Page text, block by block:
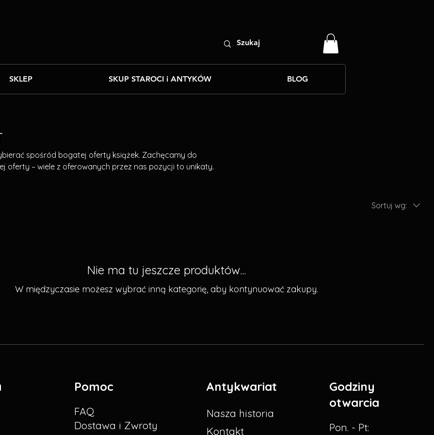
SKLEP SKUP STAROCI i ANTYKÓW BLOG
spośród bogatej oferty książek. Zachęcamy do
oferty – wiele z oferowanych przez nas pozycji to unikaty.
Sortuj wg:
Nie ma tu jeszcze produktów...
W międzyczasie możesz wybrać inną kategorię, aby kontynuować zakupy.
Pomoc
FAQ
Dostawa i Zwroty
Antykwariat
Nasza historia
Kontakt
Godziny
otwarcia
Pon. - Pt: